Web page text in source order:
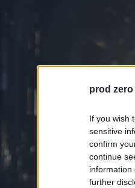
prod zero
If you wish
sensitive
confirm
continue
information
further